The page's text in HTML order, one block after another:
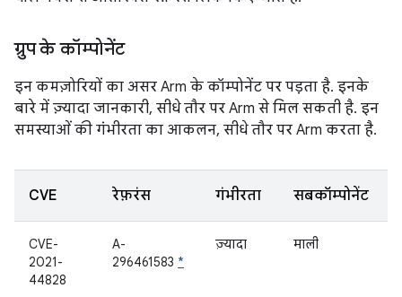
ग्रुप के कॉम्पोनेंट
इन कमज़ोरियों का असर Arm के कॉम्पोनेंट पर पड़ता है. इनके
बारे में ज़्यादा जानकारी, सीधे तौर पर Arm से मिल सकती है. इन
समस्याओं की गंभीरता का आकलन, सीधे तौर पर Arm करता है.
CVE रेफ़रंस गंभीरता सबकॉम्पोनेंट
CVE-
2021-
44828
A-
296461583 *
ज़्यादा माली